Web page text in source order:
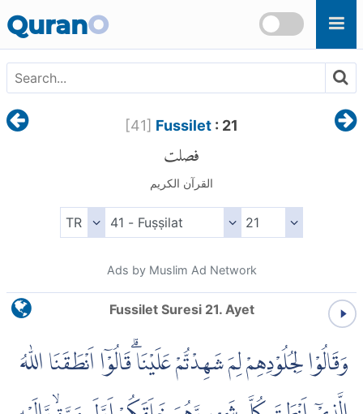
QuranO
[41] Fussilet: 21
فصلت
القرآن الكريم
Ads by Muslim Ad Network
Fussilet Suresi 21. Ayet
وَقَالُوْا لِجُلُوْدِهِمْ لِمَ شَهِدْتُّمْ عَلَيْنَا ۗقَالُوْٓا اَنْطَقَنَا اللّٰهُ